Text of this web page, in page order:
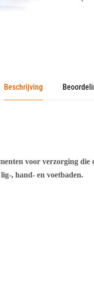
Beschrijving
voor verzorging
, hand- en voetbaden.